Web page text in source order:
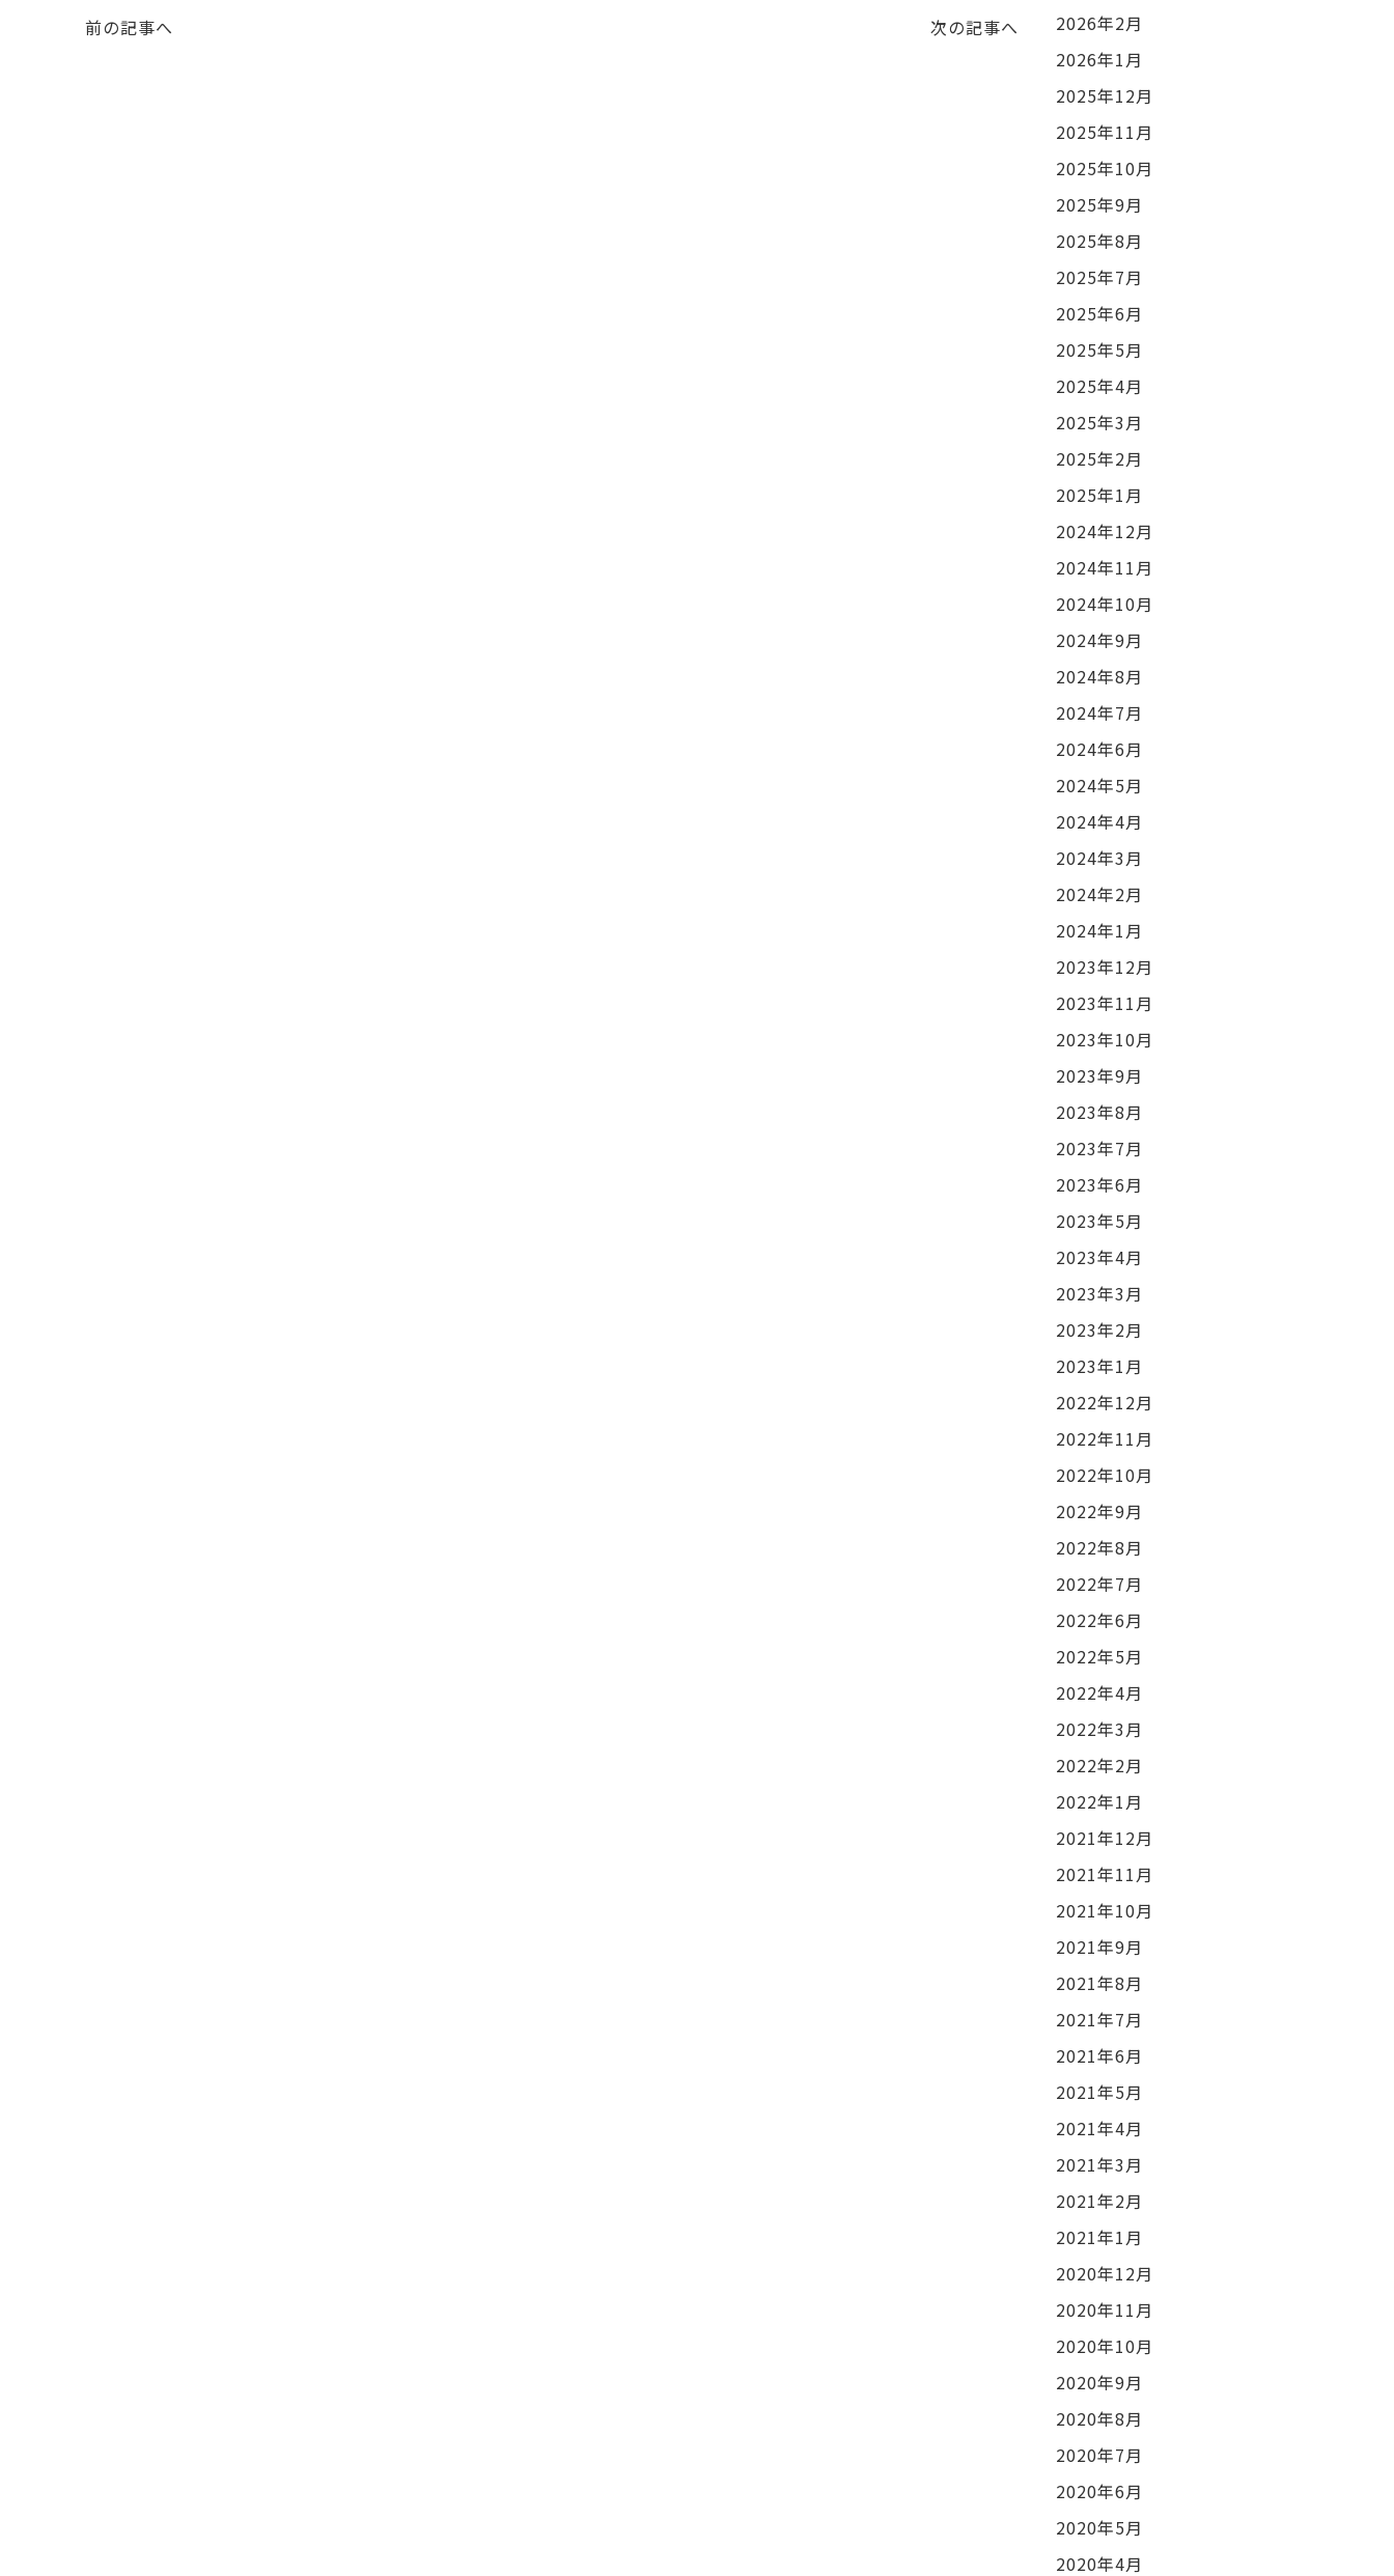
前の記事へ 次の記事へ
2026年2月
2026年1月
2025年12月
2025年11月
2025年10月
2025年9月
2025年8月
2025年7月
2025年6月
2025年5月
2025年4月
2025年3月
2025年2月
2025年1月
2024年12月
2024年11月
2024年10月
2024年9月
2024年8月
2024年7月
2024年6月
2024年5月
2024年4月
2024年3月
2024年2月
2024年1月
2023年12月
2023年11月
2023年10月
2023年9月
2023年8月
2023年7月
2023年6月
2023年5月
2023年4月
2023年3月
2023年2月
2023年1月
2022年12月
2022年11月
2022年10月
2022年9月
2022年8月
2022年7月
2022年6月
2022年5月
2022年4月
2022年3月
2022年2月
2022年1月
2021年12月
2021年11月
2021年10月
2021年9月
2021年8月
2021年7月
2021年6月
2021年5月
2021年4月
2021年3月
2021年2月
2021年1月
2020年12月
2020年11月
2020年10月
2020年9月
2020年8月
2020年7月
2020年6月
2020年5月
2020年4月